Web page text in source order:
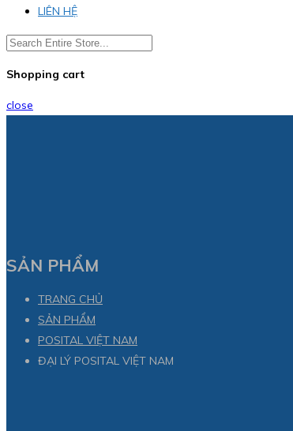
LIÊN HỆ
Shopping cart
close
SẢN PHẨM
TRANG CHỦ
SẢN PHẨM
POSITAL VIỆT NAM
ĐẠI LÝ POSITAL VIỆT NAM